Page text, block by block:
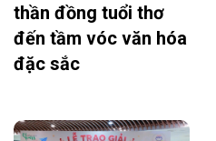
thần đồng tuổi thơ
đến tầm vóc văn hóa
đặc sắc